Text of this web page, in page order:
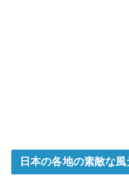
日本の各地の素敵な風